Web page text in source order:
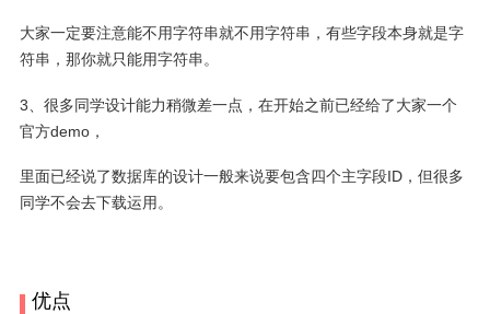
大家一定要注意能不用字符串就不用字符串，有些字段本身就是字
符串，那你就只能用字符串。
3、很多同学设计能力稍微差一点，在开始之前已经给了大家一个
官方demo，
里面已经说了数据库的设计一般来说要包含四个主字段ID，但很多
同学不会去下载运用。
优点